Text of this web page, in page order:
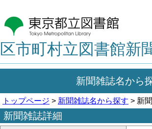
区市町村立図書館新
新聞雑誌名から
トップページ > 新聞雑誌名から探す > 新
新聞雑誌詳細